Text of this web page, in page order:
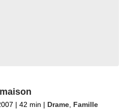
| 42 min | Drame Famille